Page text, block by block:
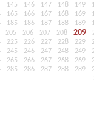
145 146 147 148 149
165 166 167 168 169
185 186 187 188 189
205 206 207 208 209
225 226 227 228 229
245 246 247 248 249
265 266 267 268 269
285 286 287 288 289